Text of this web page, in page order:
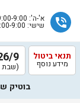
phone_in_talk שישי: 13:00-9:00
תנאי ביטול
מידע נוסף 9 - 5/10
(שבת
בוטיק